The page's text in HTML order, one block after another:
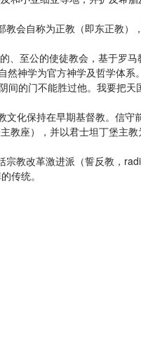
自称为正教（即东正教）
至公的使徒教会，基于罗马
神学为官方神学及哲学体
的门不能胜过他。我要把
保持在早期基督教。信守
教座），并以君士坦丁堡主
教改革激进派（誓反教，
传统。